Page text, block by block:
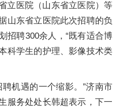
立医院（山东省立医院）等
山东省立医院此次招聘的负
招聘300余人，“既有适合博
科学生的护理、影像技术类
机遇的一个缩影。”济南市
服务处处长韩超表示，下一